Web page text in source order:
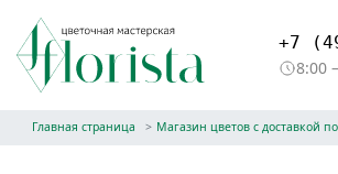
+7
8:00
Главная страница Магазин цветов с доставкой